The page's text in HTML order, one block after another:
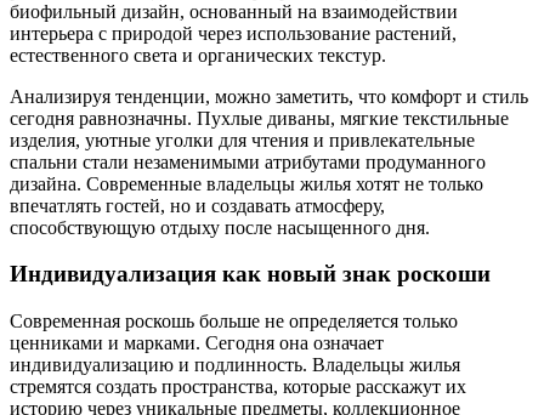
биофильный дизайн, основанный на взаимодействии
интерьера с природой через использование растений,
естественного света и органических текстур.
Анализируя тенденции, можно заметить, что комфорт и стиль
сегодня равнозначны. Пухлые диваны, мягкие текстильные
изделия, уютные уголки для чтения и привлекательные
спальни стали незаменимыми атрибутами продуманного
дизайна. Современные владельцы жилья хотят не только
впечатлять гостей, но и создавать атмосферу,
способствующую отдыху после насыщенного дня.
Индивидуализация как новый знак роскоши
Современная роскошь больше не определяется только
ценниками и марками. Сегодня она означает
индивидуализацию и подлинность. Владельцы жилья
стремятся создать пространства, которые расскажут их
историю через уникальные предметы, коллекционное